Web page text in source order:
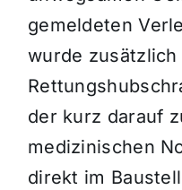
gemeldeten
wurde zusätzlich
der kurz darauf
medizinischen
direkt im